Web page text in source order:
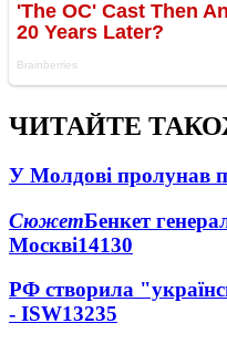
ЧИТАЙТЕ
У Молдові пролунав
СюжетБенкет
Москві14130
РФ створила
- ISW13235